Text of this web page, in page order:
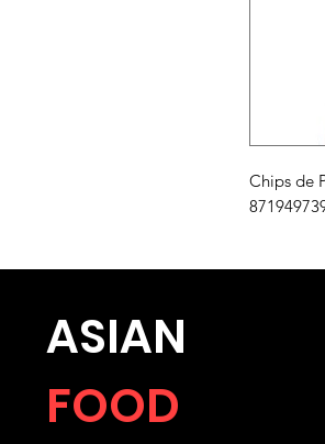
Chips de
ASIAN
FOOD